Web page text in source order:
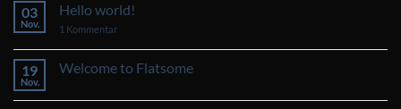
03
Nov.
Hello world!
1 Kommentarzu
world!
19
Nov.
Welcome to Flatsome
Kommentare